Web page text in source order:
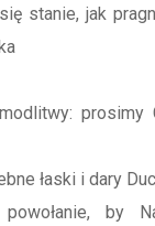
stanie, jak
prosimy
łaski i dary
powołanie, by